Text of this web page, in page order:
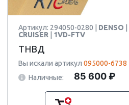
Артикул: 294050-0280 | DENSO
CRUISER
1VD-FTV
ТНВД
Вы искали артикул 095000-6738
Наличные:
85 600 ₽